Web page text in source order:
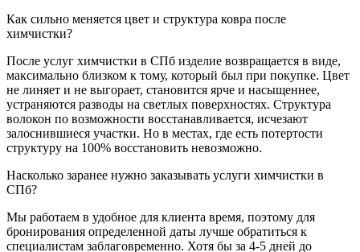
Как сильно меняется цвет и структура ковра после
химчистки?
После услуг химчистки в СПб изделие возвращается в виде,
максимально близком к тому, который был при покупке. Цвет
не линяет и не выгорает, становится ярче и насыщеннее,
устраняются разводы на светлых поверхностях. Структура
волокон по возможности восстанавливается, исчезают
залоснившиеся участки. Но в местах, где есть потертости
структуру на 100% восстановить невозможно.
Насколько заранее нужно заказывать услуги химчистки в
СПб?
Мы работаем в удобное для клиента время, поэтому для
бронирования определенной даты лучше обратиться к
специалистам заблаговременно. Хотя бы за 4-5 дней до